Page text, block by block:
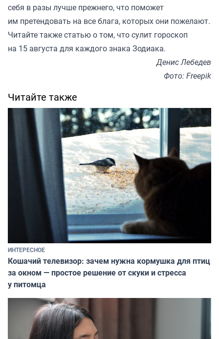
себя в разы лучше прежнего, что поможет
им претендовать на все блага, которых они пожелают.
Читайте такжестатьюо том, что сулит гороскоп
на 15 августа для каждого знака Зодиака.
Денис Лебедев
Фото: Freepik
Читайте также
ИНТЕРЕСНОЕ
Кошачий телевизор: зачем нужна кормушка для птиц
за окном — простое решение от скуки и стресса
у питомца